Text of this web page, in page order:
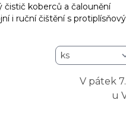
koberců a čalounění
i ruční čištění s
V pátek
u